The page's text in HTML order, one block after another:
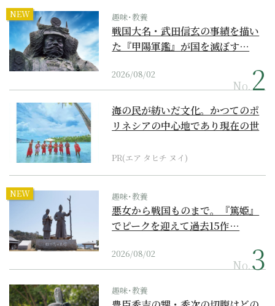
NEW 趣味･教養
戦国大名・武田信玄の事績を描い
た『甲陽軍鑑』が国を滅ぼす…
2026/08/02
No.
海の民が紡いだ文化。かつてのポ
リネシアの中心地であり現在の世
PR(エア タヒチ ヌイ)
NEW 趣味･教養
悪女から戦国ものまで。『篤姫』
でピークを迎えて過去15作…
2026/08/02
No.
趣味･教養